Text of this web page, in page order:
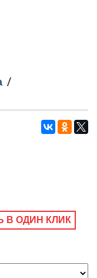
/
В ОДИН КЛИК